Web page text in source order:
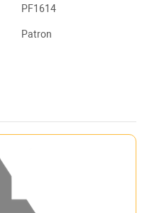
PF1614
Patron